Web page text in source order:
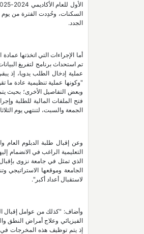
الجدد.
أما الإجراءات التي اتخذتها
تم استحداث برنامج لتفريغ
عملية إدخال الطلب يدويا، إذ
"وكونها عملية تنظيمية عادة ما
وبعض التفاصيل الأخرى؛ بحيث
فتح الملفات المالية للطلبة
الجمعة والسبت، لتنتهي يوم الثلاثاء القادم 27
وعن إقبال طلبة الدبلوم العام
التعليمية الراغب في الانضمام
الذي تمثل في جامعة نزوى
الجامعة وموقعها الاستراتيجي
لاستقبال أعداد أكبر".
وأضاف: "كذلك من عوامل إقبال
الفيزيائي وعلاج أمراض
إذ يتم توظيف هذه المخرجات في